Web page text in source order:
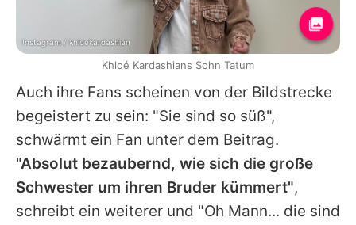
Auch ihre Fans scheinen von der Bildstrecke
begeistert zu sein: "Sie sind so süß",
schwärmt ein Fan unter dem Beitrag.
"Absolut bezaubernd, wie sich die große
Schwester um ihren Bruder kümmert",
schreibt ein weiterer und "Oh Mann... die sind
Instagram / khloekardashian
Khloé Kardashians Sohn Tatum